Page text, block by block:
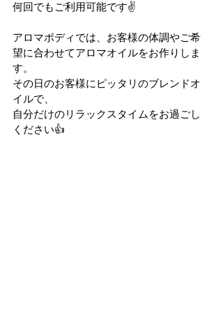
何回でもご利用可能です✌
アロマボディでは、お客様の体調やご希
望に合わせてアロマオイルをお作りしま
す。
その日のお客様にピッタリのブレンドオ
イルで、
自分だけのリラックスタイムをお過ごし
ください👍